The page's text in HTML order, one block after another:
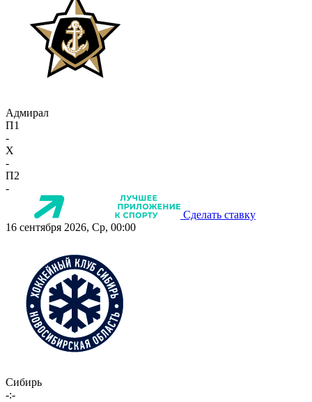
Адмирал
П1
-
X
-
П2
-
Сделать ставку
16 сентября 2026, Ср, 00:00
Сибирь
-:-